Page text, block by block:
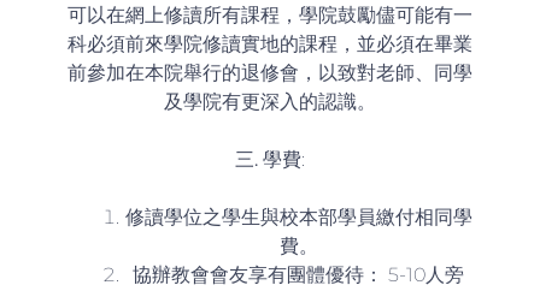
可以在網上修讀所有課程，學院鼓勵儘可能有一
科必須前來學院修讀實地的課程，並必須在畢業
前參加在本院舉行的退修會，以致對老師、同學
及學院有更深入的認識。
三. 學費:
修讀學位之學生與校本部學員繳付相同學
費。
協辦教會會友享有團體優待： 5-10人旁